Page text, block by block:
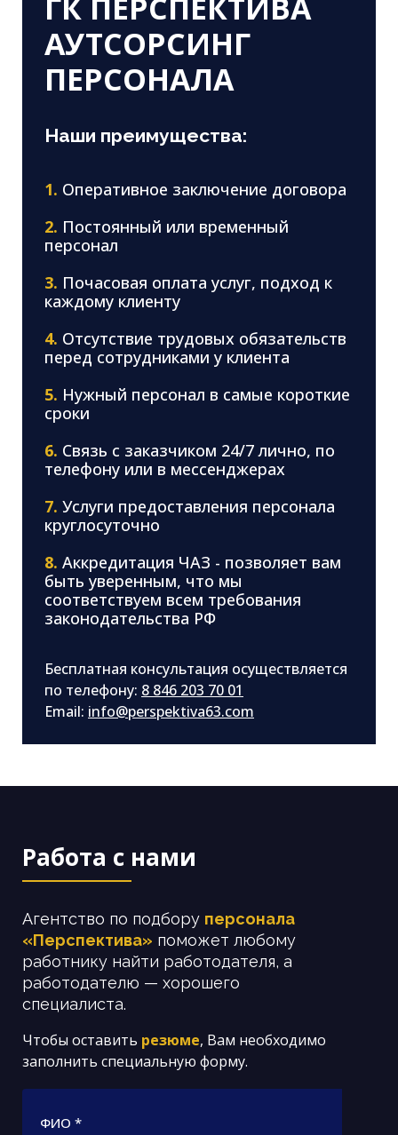
ГК ПЕРСПЕКТИВА
АУТСОРСИНГ
ПЕРСОНАЛА
Наши преимущества:
1. Оперативное заключение договора
2. Постоянный или временный
персонал
3. Почасовая оплата услуг, подход к
каждому клиенту
4. Отсутствие трудовых обязательств
перед сотрудниками у клиента
5. Нужный персонал в самые короткие
сроки
6. Связь с заказчиком 24/7 лично, по
телефону или в мессенджерах
7. Услуги предоставления персонала
круглосуточно
8. Аккредитация ЧАЗ - позволяет вам
быть уверенным, что мы
соответствуем всем требования
законодательства РФ
Бесплатная консультация осуществляется
по телефону: 8 846 203 70 01
Email: info@perspektiva63.com
Чтобы оставить резюме, Вам необходимо
заполнить специальную форму.
ФИО *
Агентство по подбору персонала
«Перспектива» поможет любому
работнику найти работодателя, а
работодателю — хорошего
специалиста.
Работа с нами